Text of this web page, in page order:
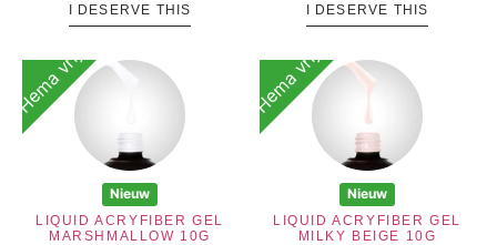
I DESERVE THIS I DESERVE THIS
Hema vrij
Nieuw
LIQUID ACRYFIBER GEL
MARSHMALLOW 10G
Hema vrij
Nieuw
LIQUID ACRYFIBER GEL
MILKY BEIGE 10G